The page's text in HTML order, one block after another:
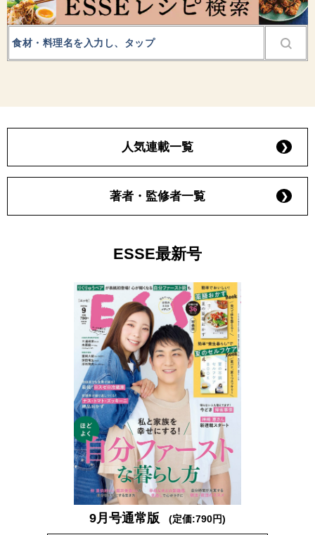
人気連載一覧
著者・監修者一覧
ESSE最新号
9月号通常版 (定価:790円)